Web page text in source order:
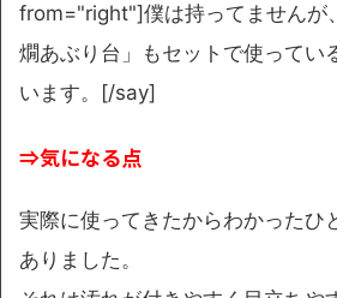
from="right"]僕は持ってませんが
燗あぶり台」もセットで使ってい
います。[/say]
⇒気になる点
実際に使ってきたからわかったひ
ありました。